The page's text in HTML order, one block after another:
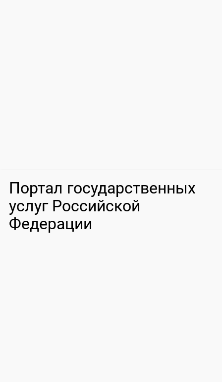
Портал государственных
услуг Российской
Федерации